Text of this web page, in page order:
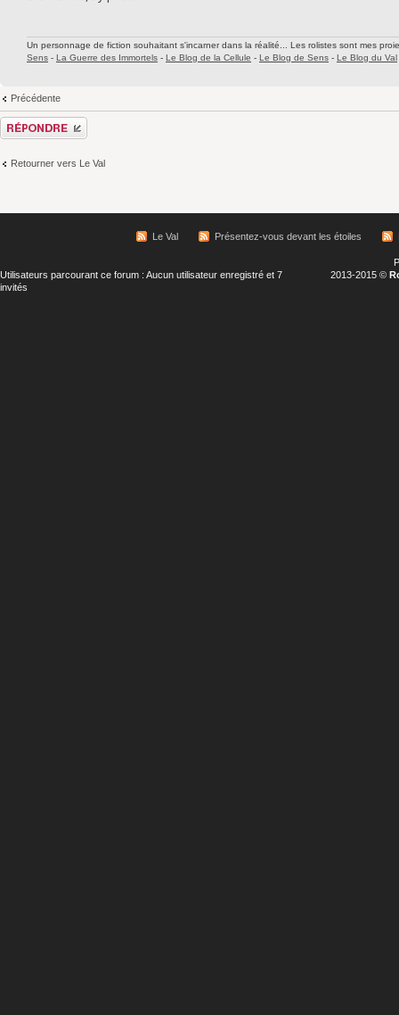
Un personnage de fiction souhaitant s'incarner dans la réalité... Les rolistes sont mes
Sens - La Guerre des Immortels - Le Blog de la Cellule - Le Blog de Sens - Le Blog du Val
Précédente
Répondre
Retourner vers Le Val
Le Val Présentez-vous devant les étoiles
Utilisateurs parcourant ce forum : Aucun utilisateur enregistré et 7
invités
2013-2015 ©